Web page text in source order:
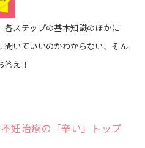
各ステップの基本知識のほかに
聞いていいのかわからない、そん
答え！
妊治療の「辛い」トップ